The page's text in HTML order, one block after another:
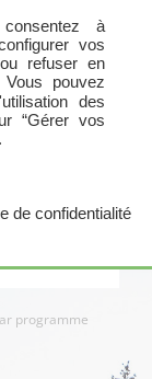
programme
à
vos
refuser en
Vous pouvez
des
“Gérer vos
de confidentialité